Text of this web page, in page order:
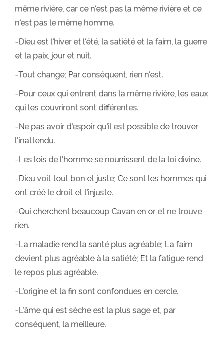
même rivière, car ce n'est pas la même rivière et ce
n'est pas le même homme.
-Dieu est l'hiver et l'été, la satiété et la faim, la guerre
et la paix, jour et nuit.
-Tout change; Par conséquent, rien n'est.
-Pour ceux qui entrent dans la même rivière, les eaux
qui les couvriront sont différentes.
-Ne pas avoir d'espoir qu'il est possible de trouver
l'inattendu.
-Les lois de l'homme se nourrissent de la loi divine.
-Dieu voit tout bon et juste; Ce sont les hommes qui
ont créé le droit et l'injuste.
-Qui cherchent beaucoup Cavan en or et ne trouve
rien.
-La maladie rend la santé plus agréable; La faim
devient plus agréable à la satiété; Et la fatigue rend
le repos plus agréable.
-L'origine et la fin sont confondues en cercle.
-L'âme qui est sèche est la plus sage et, par
conséquent, la meilleure.